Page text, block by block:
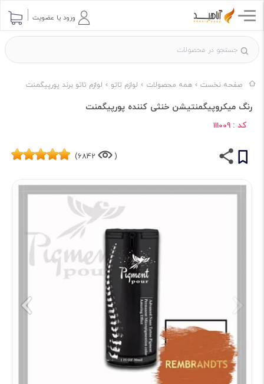
ورود یا عضویت
صفحه نخست همه محصولات لوازم تاتو لوازم تاتو برند پورپیگمنت
رنگ میکروپیگمنتیشن خنثی کننده پورپیگمنت
کد : 111009
(
6842)